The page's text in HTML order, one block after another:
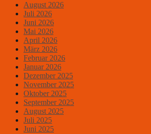
August 2026
Juli 2026
Juni 2026
Mai 2026
April 2026
März 2026
Februar 2026
Januar 2026
Dezember 2025
November 2025
Oktober 2025
September 2025
August 2025
Juli 2025
Juni 2025